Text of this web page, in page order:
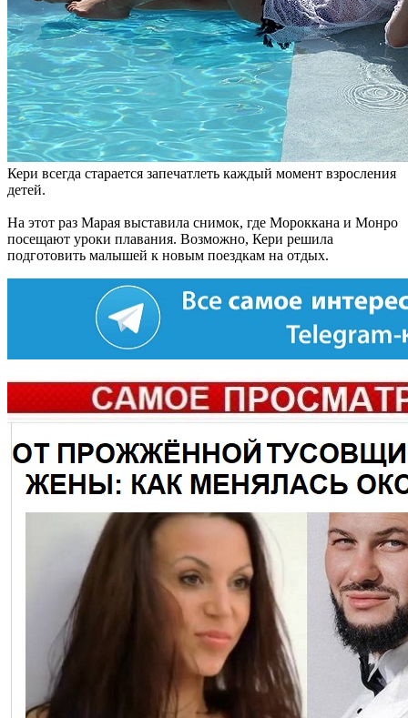
Кери всегда старается запечатлеть каждый момент взросления
детей.
На этот раз Марая выставила снимок, где Мороккана и Монро
посещают уроки плавания. Возможно, Кери решила
подготовить малышей к новым поездкам на отдых.